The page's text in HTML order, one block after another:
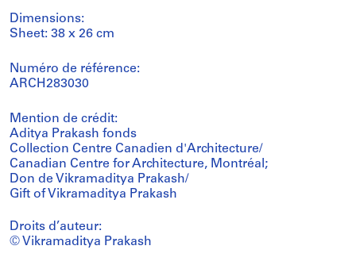
Dimensions:
Sheet: 38 x 26 cm
Numéro de référence:
ARCH283030
Mention de crédit:
Aditya Prakash fonds
Collection Centre Canadien d'Architecture/
Canadian Centre for Architecture, Montréal;
Don de Vikramaditya Prakash/
Gift of Vikramaditya Prakash
Droits d’auteur:
© Vikramaditya Prakash